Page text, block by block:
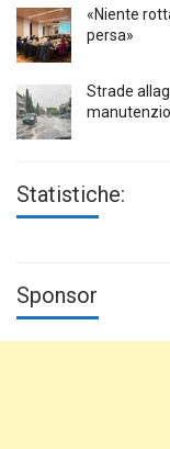
«Niente
persa»
Strade
Statistiche:
Sponsor